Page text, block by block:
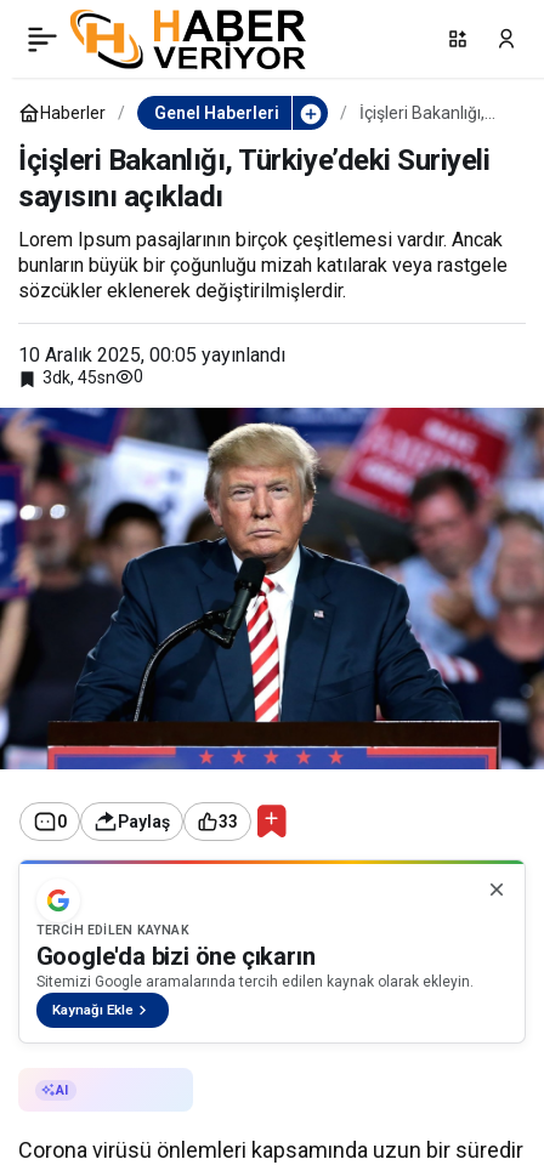
Haberler Genel Haberleri
İçişleri Bakanlığı,
sayısını açıkladı
İçişleri Bakanlığı, Türkiye’deki Suriyeli
sayısını açıkladı
Lorem Ipsum pasajlarının birçok çeşitlemesi vardır. Ancak
bunların büyük bir çoğunluğu mizah katılarak veya rastgele
sözcükler eklenerek değiştirilmişlerdir.
10 Aralık 2025, 00:05 yayınlandı
3dk, 45sn 0
0 Paylaş 33
TERCIH EDILEN KAYNAK
Google'da bizi öne çıkarın
Sitemizi Google aramalarında tercih edilen kaynak olarak ekleyin.
Kaynağı Ekle
AI
Corona virüsü önlemleri kapsamında uzun bir süredir
Yazar öğretmen kitap
fuarında öğrencilerle
buluştu
Paylaş